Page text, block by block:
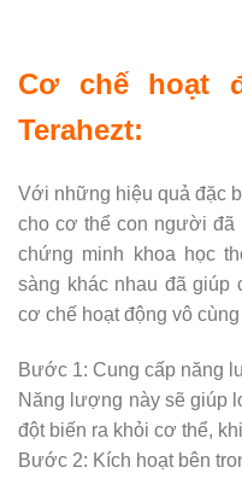
Cơ chế hoạt
Terahezt:
Với những hiệu quả đặc
cho cơ thể con người
chứng minh khoa học
sàng khác nhau đã giúp
cơ chế hoạt động vô
Bước 1: Cung cấp năng
Năng lượng này sẽ giúp
đột biến ra khỏi cơ thể,
Bước 2: Kích hoạt bên